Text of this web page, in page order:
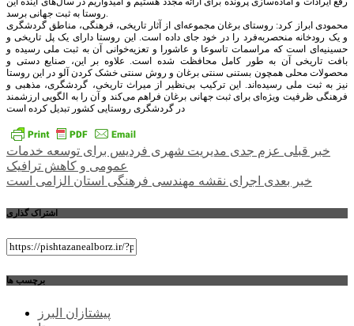
روستا به ثبت جهانی برسد.
محمودی ابراز کرد: روستای برغان مجموعه‌ای از آثار تاریخی، فرهنگی، مناطق گردشگری
و یک رودخانه منحصر‌به‌فرد را در خود جای داده است. این روستا دارای یک پل تاریخی و
حسینیه‌ای است که مراسمات تاسوعا و عاشورا و تعزیه‌خوانی آن به ثبت ملی رسیده و
بافت تاریخی آن به طور کامل محافظت شده است. علاوه بر این، صنایع دستی و
محصولات محلی همچون بستنی سنتی برغان و روش سنتی خشک کردن آلو در این روستا
نیز به ثبت ملی رسیده‌اند. این ترکیب بی‌نظیر از میراث تاریخی، گردشگری، مذهبی و
فرهنگی ظرفیت ویژه‌ای برای ثبت جهانی برغان فراهم می‌کند و آن را به الگویی ارزشمند
در گردشگری روستایی کشور تبدیل کرده است
راهبری
نوشته
خبر قبلی عزم جدی مدیریت شهری فردیس برای توسعه خدمات
عمومی و کاهش ترافیک
خبر بعدی اجرای نقشه مهندسی فرهنگی استان الزامی است
اشتراک گذاری
برچسب ها
پیشتازان البرز